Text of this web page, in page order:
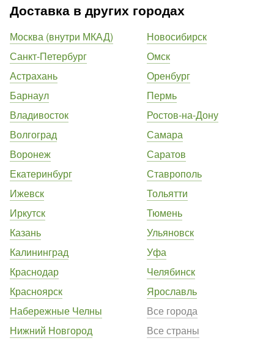
Доставка в других городах
Москва (внутри МКАД)
Санкт-Петербург
Астрахань
Барнаул
Владивосток
Волгоград
Воронеж
Екатеринбург
Ижевск
Иркутск
Казань
Калининград
Краснодар
Красноярск
Набережные Челны
Нижний Новгород
Новосибирск
Омск
Оренбург
Пермь
Ростов-на-Дону
Самара
Саратов
Ставрополь
Тольятти
Тюмень
Ульяновск
Уфа
Челябинск
Ярославль
Все города
Все страны